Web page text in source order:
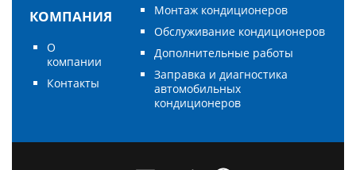
КОМПАНИЯ
О
компании
Контакты
Монтаж кондиционеров
Обслуживание кондиционеров
Дополнительные работы
Заправка и диагностика
автомобильных
кондиционеров